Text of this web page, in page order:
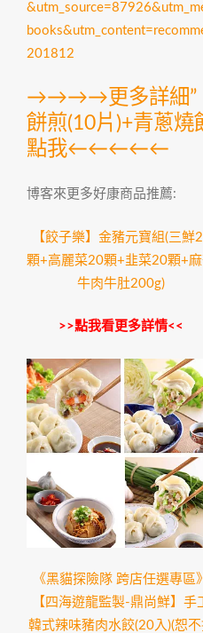
201812
→→→→更多詳細”
餅煎(10片)+青蔥燒
點我←←←←←
博客來更多好康商品推薦:
【餃子樂】金豬元寶組(三鮮
顆+高麗菜20顆+韭菜20顆+
牛肉牛肚200g)
>>點我看更多詳情<<
《黑貓探險隊 跨店任選專區》
【四海遊龍監製-鼎尚鮮】手
韓式辣味豬肉水餃(20入)(恕